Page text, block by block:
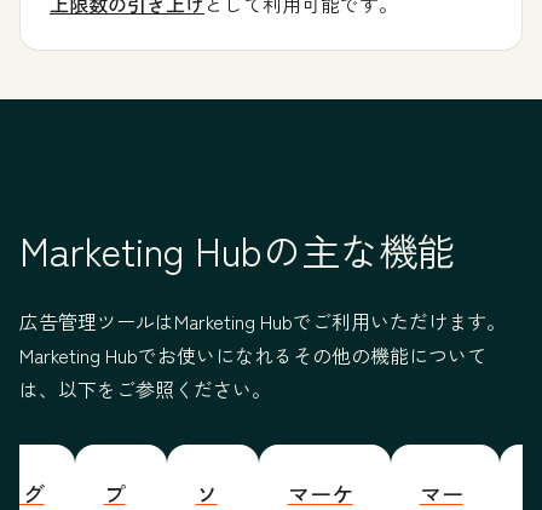
Marketing Hubの主な機能
広告管理ツールはMarketing Hubでご利用いただけます。
Marketing Hubでお使いになれるその他の機能について
は、以下をご参照ください。
グ
プ
ソ
マーケ
マー